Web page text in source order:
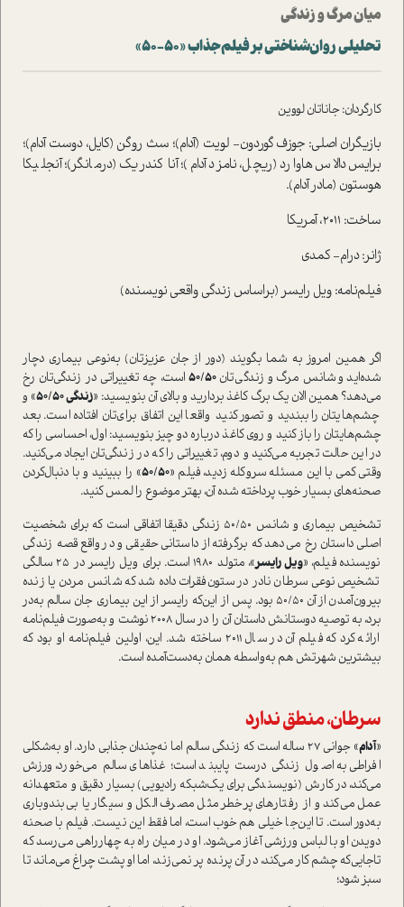
میان مرگ و زندگی
تحلیلی روان‌شناختی بر فیلم جذاب «50-50»
کارگردان: جاناتان لووین
بازیگران اصلی: جوزف گوردون- لویت (آدام)؛ سث روگن (کایل، دوست آدام)؛
برایس دالاس هاوارد (ریچل، نامزد آدام)؛ آنا کندریک (درمانگر)؛ آنجلیکا
هوستون (مادر آدام).
ساخت: 2011، آمریکا
ژانر: درام- کمدی
فیلم‌نامه: ویل رایسر (بر‌اساس زندگی واقعی نویسنده)
اگر همین امروز به شما بگویند (دور از جان عزیزتان) به‌نوعی بیماری دچار
شده‌اید و شانس مرگ و زندگی‌تان 50/50 ا‌ست، چه تغییراتی در زندگی‌تان رخ
می‌دهد؟ همین الان یک برگ کاغذ بردارید و بالای آن بنویسید: «زندگی 50/50
» و
چشم‌هایتان را ببندید و تصور کنید واقعا این اتفاق برای‌تان افتاده ا‌ست. بعد
چشم‌هایتان را باز کنید و روی کاغذ درباره دو چیز بنویسید: اول، احساسی را که
در این حالت تجربه می‌کنید و دوم، تغییراتی را که در زندگی‌تان ایجاد می‌کنید.
وقتی کمی با این مسئله سروکله زدید، فیلم «50/50» را ببینید و با دنبال‌کردن
صحنه‌های بسیار خوب پرداخته شده آن‌، بهتر موضوع را لمس کنید.
تشخیص بیماری و شانس 50/50 زندگی دقیقا اتفاقی ا‌ست که برای شخصیت
اصلی دا‌ستان رخ می‌دهد که برگرفته از دا‌ستانی حقیقی و در‌واقع قصه زندگی
نویسنده فیلم، «ویل رایسر
»، متولد 1980 ا‌ست. برای ویل رایسر در 25 سالگی
تشخیص نوعی سرطان نادر در ستون‌فقرات داده شد که شانس مردن یا زنده
بیرون‌آمدن از آن 50/50 بود. پس از این‌که رایسر از این بیماری جان سالم به‌در
برد، به توصیه دوستانش دا‌ستان آن را در سال 2008 نوشت و به‌صورت فیلم‌نامه
ارائه کرد که فیلم آن در سال 2011 ساخته شد. این، اولین فیلم‌نامه او بود که
بیشترین شهرتش هم به‌واسطه همان به‌دست‌آمده ا‌ست.
سرطان، منطق ندارد
«آدام
» جوانی 27 ساله ا‌ست که زندگی سالم اما نه‌چندان جذابی دارد. او به‌شکلی
افراطی به اصول زندگی درست پایبند ا‌ست؛ غذاهای سالم می‌خورد، ورزش
می‌کند، در کارش (نویسندگی برای یک‌شبکه رادیویی) بسیار دقیق و متعهدانه
عمل می‌کند و از رفتار‌های پرخطر مثل مصرف الکل و سیگار یا بی‌بندوباری
به‌دور ا‌ست. تا این‌جا خیلی هم خوب ا‌ست، اما فقط این نیست. فیلم با صحنه
دویدن او با لباس ورزشی آغاز می‌شود. او در میان راه به چهارراهی می‌رسد که
تا‌جایی‌که چشم کار می‌کند، در آن پرنده پر نمی‌زند، اما او پشت چراغ می‌ماند تا
سبز شود؛